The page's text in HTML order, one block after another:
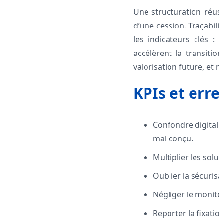
Une structuration
d’une cession.
les indicateurs clés
accélèrent la
valorisation future, et
KPIs et
Confondre
mal conçu.
Multiplier les
Oublier la
Négliger le
Reporter la